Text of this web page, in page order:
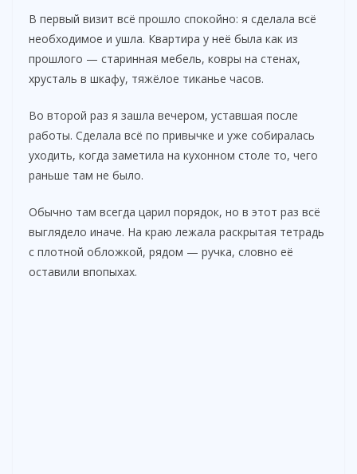
В первый визит всё прошло спокойно: я сделала всё
необходимое и ушла. Квартира у неё была как из
прошлого — старинная мебель, ковры на стенах,
хрусталь в шкафу, тяжёлое тиканье часов.
Во второй раз я зашла вечером, уставшая после
работы. Сделала всё по привычке и уже собиралась
уходить, когда заметила на кухонном столе то, чего
раньше там не было.
Обычно там всегда царил порядок, но в этот раз всё
выглядело иначе. На краю лежала раскрытая тетрадь
с плотной обложкой, рядом — ручка, словно её
оставили впопыхах.